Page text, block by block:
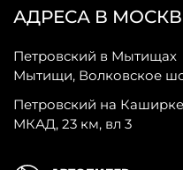
АДРЕСА В
Петровский в Мытищах
Мытищи, Волковское
Петровский на Каширке
МКАД, 23 км, вл 3